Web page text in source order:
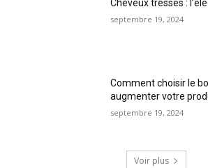
Cheveux tressés :
septembre 19, 2024
Comment choisir le
augmenter votre
septembre 19, 2024
Voir plus